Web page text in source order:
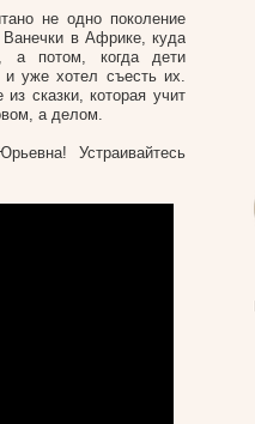
не одно поколение
Ванечки в Африке, куда
а потом, когда дети
уже хотел съесть их.
сказки, которая учит
а делом.
Устраивайтесь